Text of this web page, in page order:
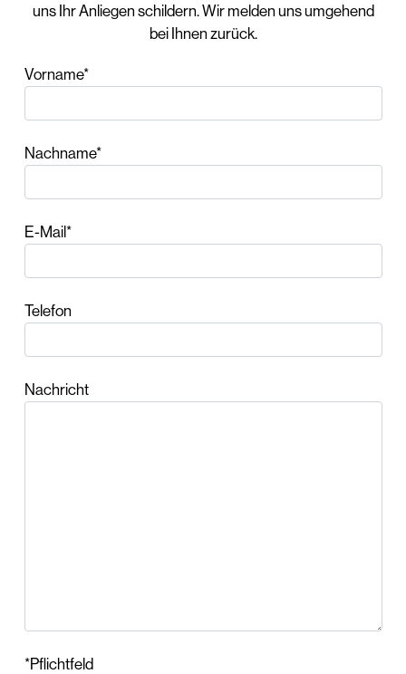
uns Ihr Anliegen schildern. Wir melden uns umgehend
bei Ihnen zurück.
Vorname*
Nachname*
E-Mail*
Telefon
Nachricht
*Pflichtfeld